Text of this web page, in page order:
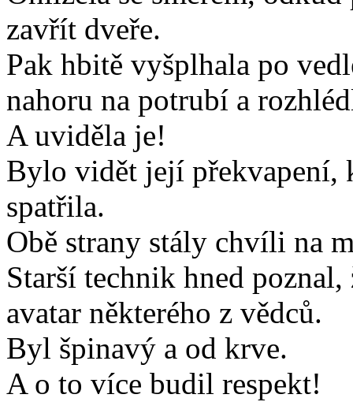
zavřít dveře.
Pak hbitě vyšplhala po
nahoru na potrubí a
A uviděla je!
Bylo vidět její překvapení,
spatřila.
Obě strany stály chvíli na
Starší technik hned
avatar některého z vědců.
Byl špinavý a od krve.
A o to více budil respekt!